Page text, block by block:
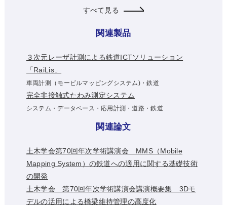
すべて見る
関連製品
３次元レーザ計測による鉄道ICTソリューション
「RaiLis」
車両計測（モービルマッピングシステム)・鉄道
完全非接触式たわみ測定システム
システム・データベース・応用計測・道路・鉄道
関連論文
土木学会第70回年次学術講演会 MMS（Mobile
Mapping System）の鉄道への適用に関する基礎技術
の開発
土木学会 第70回年次学術講演会講演概要集 3Dモ
デルの活用による橋梁維持管理の高度化